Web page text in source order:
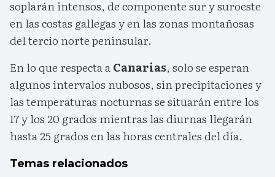
soplarán intensos, de componente sur y suroeste
en las costas gallegas y en las zonas montañosas
del tercio norte peninsular.
En lo que respecta aCanarias, solo se esperan
algunos intervalos nubosos, sin precipitaciones y
las temperaturas nocturnas se situarán entre los
17 y los 20 grados mientras las diurnas llegarán
hasta 25 grados en las horas centrales del día.
Temas relacionados